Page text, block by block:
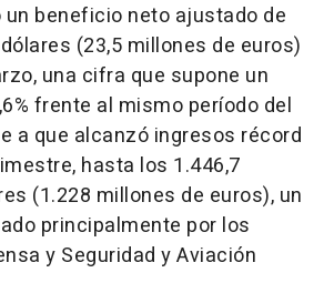
beneficio neto ajustado de
(23,5 millones de euros)
una cifra que supone un
frente al mismo período del
a que alcanzó ingresos récord
hasta los 1.446,7
(1.228 millones de euros), un
principalmente por los
y Seguridad y Aviación